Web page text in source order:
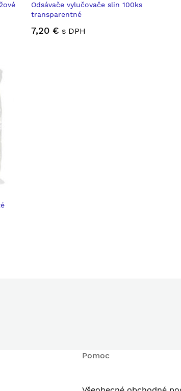
Odsávače vylučovače slin 100ks
transparentné
7,20 € s DPH
Pomoc